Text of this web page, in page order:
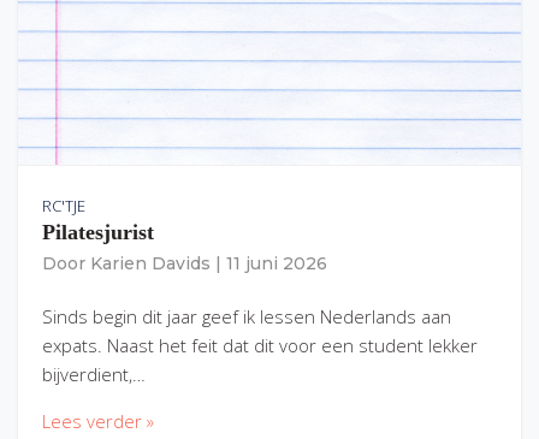
RC'TJE
Pilatesjurist
Door Karien Davids 11 juni 2026
Sinds begin dit jaar geef ik lessen Nederlands aan
expats. Naast het feit dat dit voor een student lekker
bijverdient,…
Lees verder »